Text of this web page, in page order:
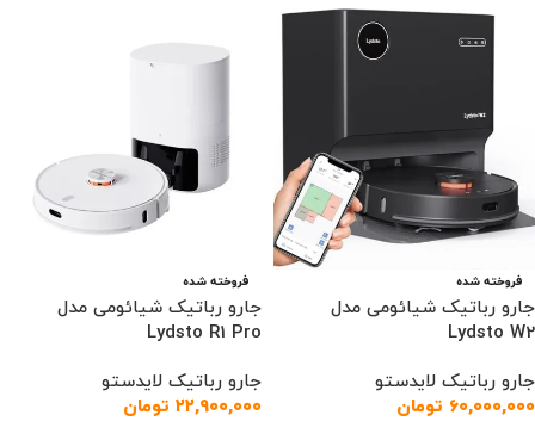
فروخته شده
جارو رباتیک شیائومی مدل
Lydsto W2
جارو رباتیک لایدستو
۶۰,۰۰۰,۰۰۰ تومان
فروخته شده
جارو رباتیک شیائومی مدل
Lydsto R1 Pro
جارو رباتیک لایدستو
۲۲,۹۰۰,۰۰۰ تومان